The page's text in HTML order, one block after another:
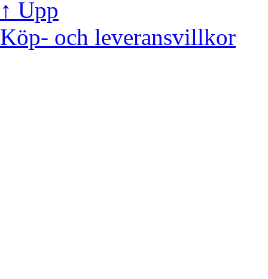
↑ Upp
Köp- och leveransvillkor